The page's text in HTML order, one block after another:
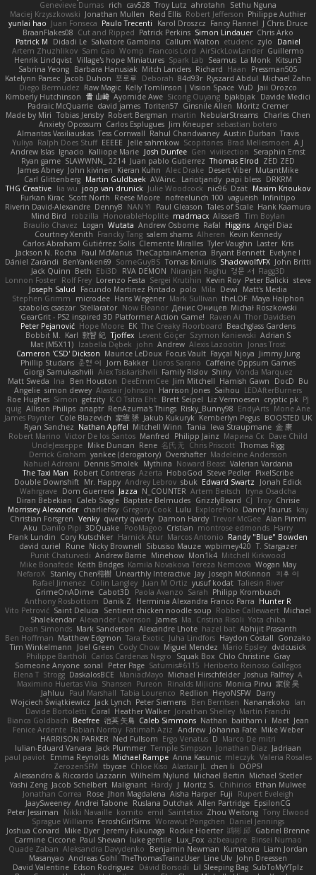
Genevieve Dumas rich cav528 Troy Lutz ahrotahn
Sethu Nguna
Maciej Krzyszkowski Jonathan Mullen Reid Ellis Robert Jefferson Philippe Authier
yunlai hao Juan Fonseca Paulo Trecenti Karol Droszcz Fancy Flannel J Chris Druce
BraanFlakes08 Cut and Ripped Patrick Perkins Simon Lindauer Chris Arko
Patrick M
Didadi Le Salvatore Gambino Callum Walton etudenc zylo
Daniel
Artem Zhuzhlikov Sam Gao Womp Francois Lord AirSickLowLander Guillermo
Henrik Lindqvist Village's hope Miniatures Spark Lab Seamus La Monk Kitsun3
Sabrina Yeong Barbara Hanusiak Mitch Landers Richard Haan
Pressman505
Katelynn Parsec Jacob Duhon 포로루 Deborah 84d93r Ryszard Abdul Michael Zahn
Diego Bermudez Raw Magic Kelly Tomlinson | Vision Space VuD Jaii Orozco
Kimberly Hutchinson 貴 山崎 Ayomide Awe Sicong Ouyang bjakbjak Davide Medici
Padraic McQuarrie david james Toriten57 Ginsnile Allen Moritz Cremer
Made by Miri Tobias Jensby Robert Bergman martin NebularStreams Charles Chen
Anxiety Opossum Carlos Esplugues Jim Kneuper sebastian botero
Almantas Vasiliauskas Tess Cornwall Rahul Chandwaney Austin Durban Travis
Yuliya Ralph Does Stuff EEEEE Jelle sahmkow Scopitones Brad Mellesmoen A J
Andrew Islas Ignacio Kalliope Marie Josh Dunfee Gen viviisection Seraphin Ernst
Ryan game SLAWWNN_ 2214 Juan pablo Gutierrez Thomas Elrod ZED ZED
James Abney John kivinen Kieran Kuhn Alec Drake Desert Viber MutantMike
Carl Glittenberg Martin Guldbaek AVAinc. Lariotjandy papi bless DRKRM
THG Creative lia wu joop van drunick Julie Woodcock nic96 Dzät Maxim Krioukov
Furkan Kirac Scott North Reese Moore nofreelunch 100 vagueish Infinitipo
Riverin David-Alexandre DennyB NAN YI Paul Gleason Tales of Scale Hank Kaamura
Mind Bird
robzilla HonorableHoplite madmacx AlisserB Tim Boylan
Braulio Chavez
Logan Wutata Andrew Osborne Rafal Higgins Angel Diaz
Courtney Xenith Francky Tang salem shams Alheren Kevin Kennedy
Carlos Abraham Gutiérrez Solis Clemente Miralles Tyler Vaughn Laster Kris
Jackson N. Rocha Paul McManus TheCaptainAmerica Bryant Bennett Evelyne I
Dániel Zarándi BenYanken69 SomeGuyBS Tomas Kiniulis ShadowolfVFX John Britti
Jack Quinn Beth Ebi3D RVA DEMON Niranjan Raghu 경문 서 Flagg3D
Lonnon Foster Rolf Frey Lorenzo Festa Sergei Krutihin Kevin Roy Peter Balicki steve
Joseph Salud
Facundo Martinez Pintado polo Mila Dewi
Matt's Media
Stephen Grimm
microdee Hans Wegener Mark Sullivan theLOF Maya Halphon
szabolcs csaszar Stellarator Now Eleanor Денис Оницев Michał Roszkowski
GearGrit - PS2 inspired 3D Platformer Action Game!
Raven Ai Thor Davidsen
Peter Pejanović Hope Moore EK The Creaky Floorboard Beachglass Gardens
Bobbit M. Karl 敦智 紀 Tjoffex Levent Göçer Szymon Kaniewski Adrian S
Mat (M5X11) Izabella Dębek john Andrew Alexis Lazootin
Jonas Trost
Cameron 'CSD' Dickson Maurice LeDoux Focus Vault Fayçal Njoya Jimmy Jung
Phillip Studans 준현 이 Jorn Bakker Lloros Sarano Caffeine Oppsum Games
Giorgi Samukashvili Alex Tsiskarishvili Family Rislov Shiny Vonda Marquez
Matt Sweda Ina Ben Houston DeeEmmCee Jim Mitchell Hamish Gawn DocD Bu
Angelie simon dewey Alastair Johnson Harrison Jones Saihou LEDAfterBurners
Roe Hughes Simon getzity K.O Tsitra Eht Brett Seipel Liz Vermoesen cryptic pk PJ
quig Allison Philips anaptr RenAzuma's Things Risky_Bunny98 EndyArts Mone Ane
James Paynter Cole Blazevich 家維 張 Jakub Kukuryk Kemberlyn Pegus BOOSTED UK
Ryan Sanchez Nathan Apffel Mitchell Winn Tania Ieva Straupmane 金 康
Robert Marino Victor De los Santos Manfred Philipp Jainz Марина Ск Dave Child
UncleJesseppe Mike Duncan Rene 名氏 无 Chris Priscott Thomas Rigg
Derrick Graham yankee (derogatory) Overshafter Madeleine Andersson
Nahuel Adreani Dennis Smolek Mythina Noward Beast Valerian Vardania
The Taxi Man
Robert Contreras Azerta HoboGod Steve Pedler PixelScribe
Double Downshift Mr. Happy Andrey Lebrov sbuk Edward Swartz
Jonah Edick
Wahrgrave Dom Guerrera Jazza N_COUNTER Artem Beitsch
Iryna Osadcha
Diran Bebekian Caleb Slagle Baptiste Belmudes GrizzlyBeard CJ Troy Chrisie
Morrissey Alexander charliehsy Gregory Cook Lulu ExplorePolo Danny Taurus kay
Christian Forsgren Venky qwerty qwerty Damon Hardy Trevor McGee Alan Pimm
Aku Danilo Pipi 3DQuake PooMagoo Cristian montrose edmonds Harry
Frank Lundin Cory Kutschker Harnick Atur Marcos Antonio Randy "Blue" Bowden
david curiel
Rune Nicky Brownell Sibusiso Mauze wpbirney420 T. Stargazer
Punit Chaturvedi Andrew Barrie Minehow Mon1k4 Mitchell Kirkwood
Mike Bonafede Keith Bridges Kamila Novakova Tereza Nemcova Wogan May
NefaroX Stanley Chen榕樹 Unearthly Interactive Jay Joseph McKinnon
지후 이
Rafael Jimenez Colin Langley Juan M Ortiz yusuf kodat Taliesin River
GrimeOnADime Cabot3D Paola Avanzo Sarah Philipp Krombusch
Anthony Rosbottom Danik Z Herminia Alexandra Franco Parra Hunter R
Vito Petrović Saint Deluca Sentient chicken noodle soup Robbe Callewaert Michael
Shalekendar Alexander Levenson James Ma. Cristina Risoli Yota chiba
Dean Simonds Mark Sanderson Alexandre Lhote hazel bat Abhijit Prasanth
Ben Hoffman Matthew Edgmon Tara Exotic Juha Lindfors Haydon Costall Gonzako
Tim Winkelmann
Joel Green Cody Chow Miguel Mendez Mario Epsley dvdcusick
Philippe Bartholi Carlos Cardenas Negro Squak Box Chlo Christine Gray
Someone Anyone sonal Peter Page Saturnis#6115 Heriberto Reinoso Gallegos
Elena T Strogg DaskalosBCE ManiacMayo Michael Hirschfelder Joshua Palfrey A
Maximino Huertas Vila Shansen Pureon Rinalds Miļicins Monica Pirvu 家俊 吴
Jahluu
Paul Marshall Tabia Lourenco Redlion HeyoNSFW Darry
Wojciech Świątkiewicz Jack Lynch Peter Siemens Ben Berntsen Nananekoko Ian
Davide Bortoletti Coral Heather Walker Jonathan Shelley Martín Franchi
Bianca Goldbach Beefree 治英 矢島 Caleb Simmons Nathan baitham i Maet Jean
Fenice Ardente Fabian Norrby Fatimah Aziz Andrew Johanna Fate Mike Weber
HARRISON PARKER Ned Fullsom Ergo Venatus D Marco De mitri
Iulian-Eduard Varvara Jack Plummer Temple Simpson Jonathan Diaz Jadriaan
paul paviot Emma Reynolds Michael Rampe Anna Kasunic mleczyk Valeria Rosales
ZerozenSFM tbycae Chloe Kiso Alastair JL chen li
OOPS!
Alessandro & Riccardo Lazzarin Wilhelm Nylund Michael Bertin Michael Stetler
Yashi Zeng Jacob Schelbert Malignant Hardy J Moritz S. Chihirios Ethan Mulwee
Jonathan Correa
Rose Jhon Magdalena Aisha Harper Fuji
Rupert Eveleigh
JaaySweeney Andrei Tabone Ruslana Dutchak Allen Partridge EpsilonCG
Peter Jessiman
Nikki Navaille komito emil Saintetixx Zhou Weitong Tony Elwood
Sprague Williams FeroshGirlSims Worawut Pongchen Daniel Jennings
Joshua Conard
Mike Dyer Jeremy Fukunaga Rockie Hoerter 鸿彬 邱 Gabriel Brenne
Carmine Ciccone Paul Shewan luke gentile Lux_Fox azbeaupre Binsei Numao
Quade Zaban Aleksandra Davydenko Benjamin Newman Kumatora Liam Jordan
Masanyao Andreas Gohl TheThomasTrainzUser Line Ulv John Dreessen
David Valentine Edson Rodriguez Dávid Borsodi Lil Sleeping Bag SubToMyYTplz